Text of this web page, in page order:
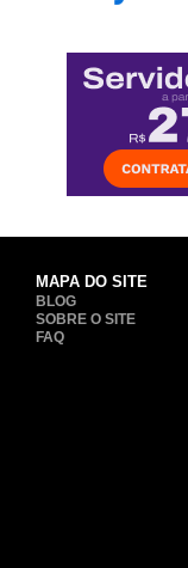
MAPA DO SITE
BLOG
SOBRE O SITE
FAQ